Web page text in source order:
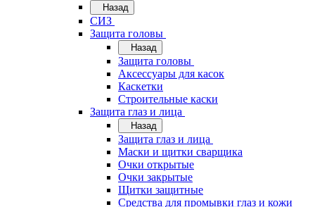
Назад
СИЗ
Защита головы
Назад
Защита головы
Аксессуары для касок
Каскетки
Строительные каски
Защита глаз и лица
Назад
Защита глаз и лица
Маски и щитки сварщика
Очки открытые
Очки закрытые
Щитки защитные
Средства для промывки глаз и кожи